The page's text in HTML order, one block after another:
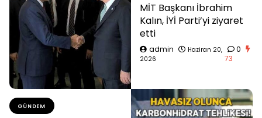
MİT Başkanı İbrahim
Kalın, İYİ Parti’yi ziyaret
etti
admin
Haziran 20,
2026
0
73
GÜNDEM